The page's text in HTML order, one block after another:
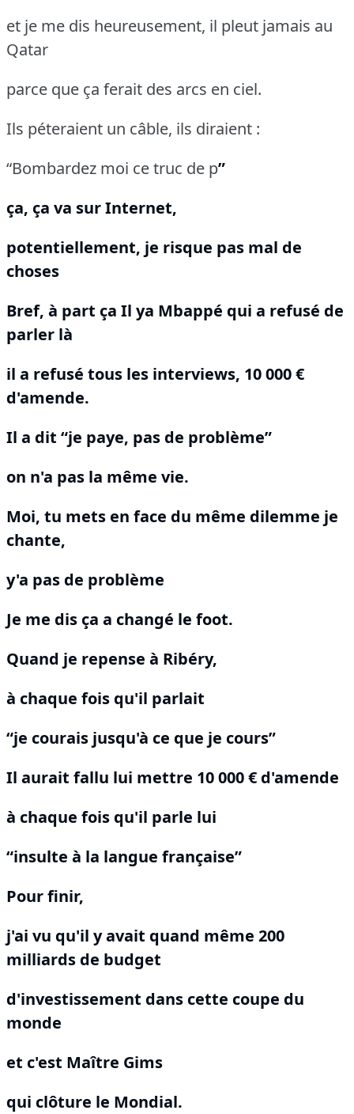
et je me dis heureusement, il pleut jamais au
Qatar
parce que ça ferait des arcs en ciel.
Ils péteraient un câble, ils diraient :
“Bombardez moi ce truc de p”
ça, ça va sur Internet,
potentiellement, je risque pas mal de
choses
Bref, à part ça Il ya Mbappé qui a refusé de
parler là
il a refusé tous les interviews, 10 000 €
d'amende.
Il a dit “je paye, pas de problème”
on n'a pas la même vie.
Moi, tu mets en face du même dilemme je
chante,
y'a pas de problème
Je me dis ça a changé le foot.
Quand je repense à Ribéry,
à chaque fois qu'il parlait
“je courais jusqu'à ce que je cours”
Il aurait fallu lui mettre 10 000 € d'amende
à chaque fois qu'il parle lui
“insulte à la langue française”
Pour finir,
j'ai vu qu'il y avait quand même 200
milliards de budget
d'investissement dans cette coupe du
monde
et c'est Maître Gims
qui clôture le Mondial.